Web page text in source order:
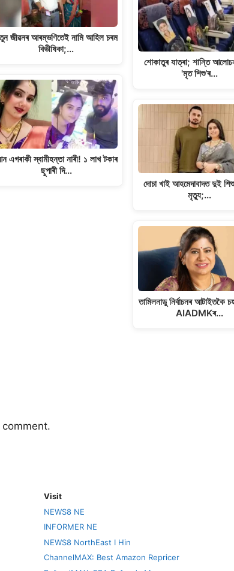
জীৱনৰ আৰম্ভণিতেই নামি আহিল চৰম
বিভীষিকা;…
এগৰাকী স্বামীহন্তা নাৰী! ১ লাখ টকাৰ
ছুপাৰী দি…
শোকাতুৰ যাত্ৰা; শান্তি
'মৃত শিশু’ৰ…
দোচা খাই আহমেদাবাদত দুই
মৃত্যু;…
তামিলনাডু নিৰ্বাচনৰ আটাইতকৈ
AIADMKৰ…
Visit
NEWS8 NE
INFORMER NE
NEWS8 NorthEast I Hin
ChannelMAX: Best Amazon Repricer